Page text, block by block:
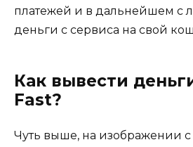
платежей и в дальнейшем с
деньги с сервиса на свой
Как вывести
Fast?
Чуть выше, на изображении с